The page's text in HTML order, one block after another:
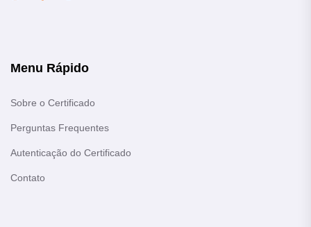
Menu Rápido
Sobre o Certificado
Perguntas Frequentes
Autenticação do Certificado
Contato